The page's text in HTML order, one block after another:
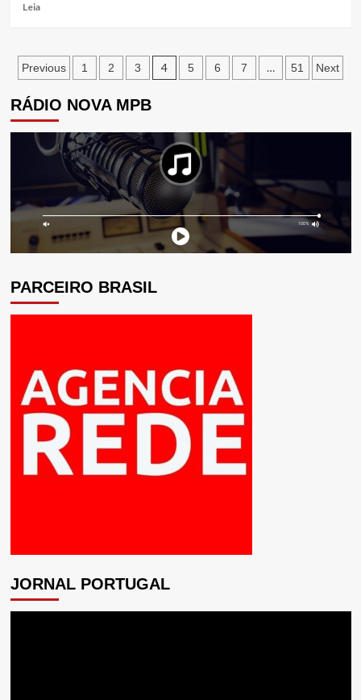
Repatriar
Treinador
LeiaRead
Ícone
à
Beira
do
A
Torre
Redefiniu
o
Horizonte
Navegação
por
posts
Previous 1 2 3 4 5 6 7 … 51 Next
RÁDIO NOVA MPB
PARCEIRO BRASIL
JORNAL PORTUGAL